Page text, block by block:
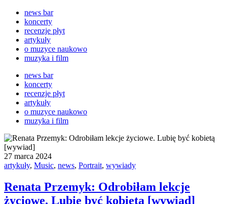
news bar
koncerty
recenzje płyt
artykuły
o muzyce naukowo
muzyka i film
news bar
koncerty
recenzje płyt
artykuły
o muzyce naukowo
muzyka i film
27 marca 2024
artykuły, Music, news, Portrait, wywiady
Renata Przemyk: Odrobiłam lekcje
życiowe. Lubię być kobietą [wywiad]